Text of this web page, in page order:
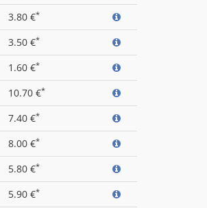
3.80 €*
3.50 €*
1.60 €*
10.70 €*
7.40 €*
8.00 €*
5.80 €*
5.90 €*